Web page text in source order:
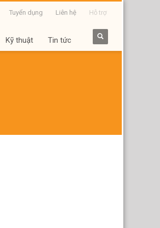
Hỗ trợ
Tuyển dụng Liên hệ
Kỹ thuật Tin tức